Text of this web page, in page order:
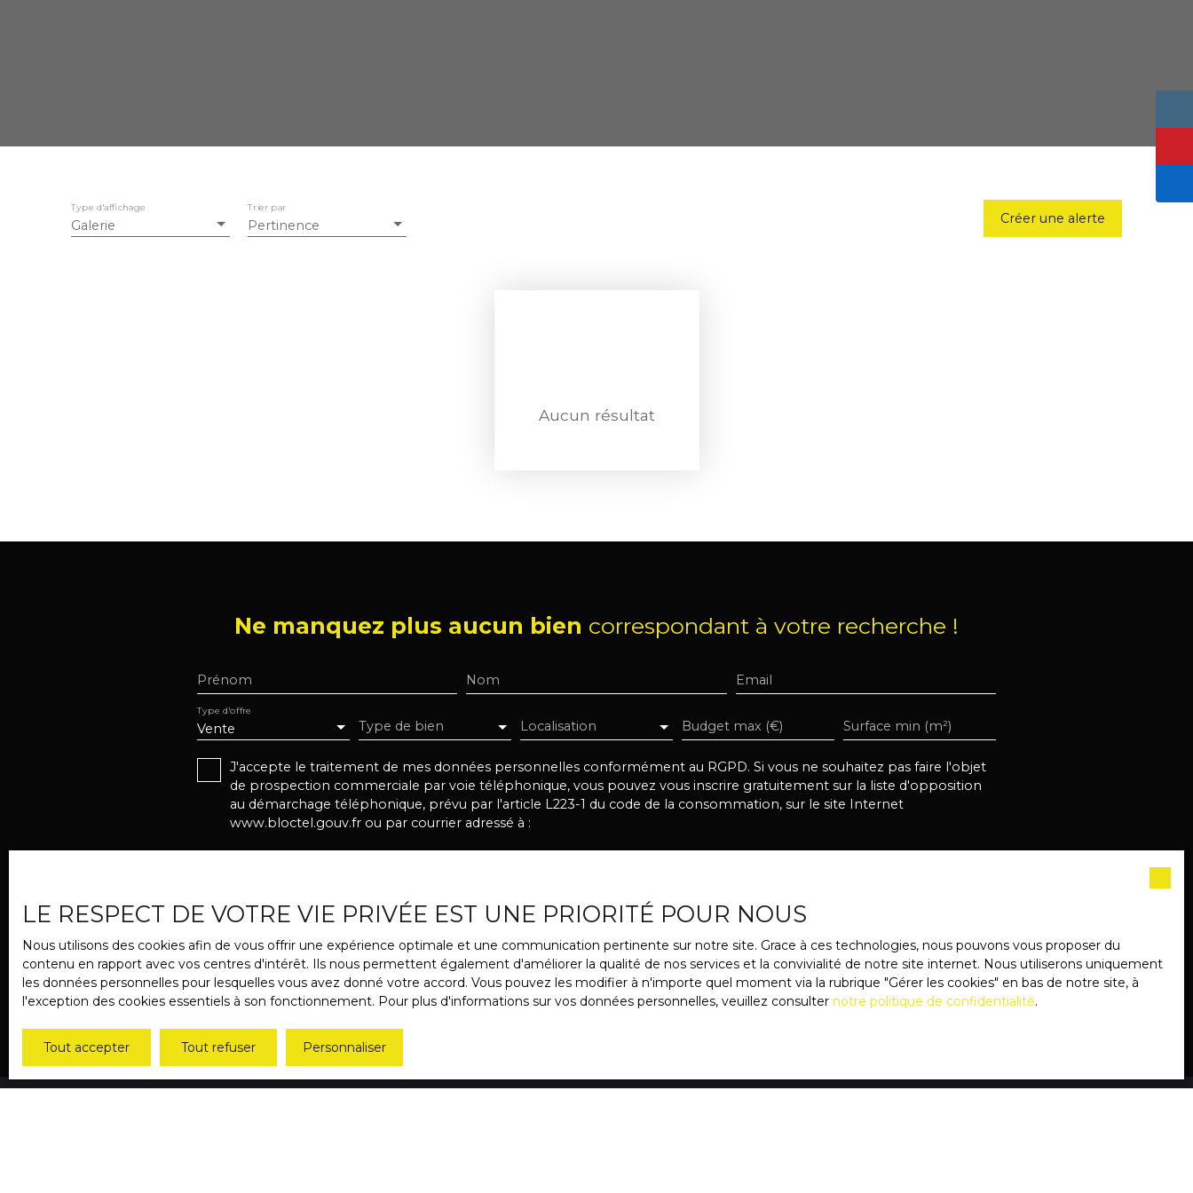
Galerie
Type d'affichage
Pertinence
Trier par
Créer une alerte
Aucun résultat
Ne manquez plus aucun bien correspondant à votre recherche !
Prénom Nom Email
Vente
Type d'offre
Type de bien Localisation Budget max (€) Surface min (m²)
J'accepte le traitement de mes données personnelles conformément au RGPD. Si vous ne souhaitez pas faire l'objet
de prospection commerciale par voie téléphonique, vous pouvez vous inscrire gratuitement sur la liste d'opposition
au démarchage téléphonique, prévu par l'article L223-1 du code de la consommation, sur le site Internet
www.bloctel.gouv.fr ou par courrier adressé à :
Pour en savoir plus sur le traitement de vos données personnelles, veuillez consulter notre
confidentialité
.
Recevoir des annonces
LE RESPECT DE VOTRE VIE PRIVÉE EST UNE PRIORITÉ POUR NOUS
Nous utilisons des cookies afin de vous offrir une expérience optimale et une communication pertinente sur notre site. Grace à ces technologies, nous pouvons vous proposer du
contenu en rapport avec vos centres d'intérêt. Ils nous permettent également d'améliorer la qualité de nos services et la convivialité de notre site internet. Nous utiliserons uniquement
les données personnelles pour lesquelles vous avez donné votre accord. Vous pouvez les modifier à n'importe quel moment via la rubrique ″Gérer les cookies″ en bas de notre site, à
l'exception des cookies essentiels à son fonctionnement. Pour plus d'informations sur vos données personnelles, veuillez consulter notre politique de confidentialité.
Tout accepter Tout refuser Personnaliser